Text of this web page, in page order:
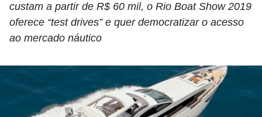
custam a partir de R$ 60 mil, o Rio Boat Show 2019
oferece “test drives” e quer democratizar o acesso
ao mercado náutico